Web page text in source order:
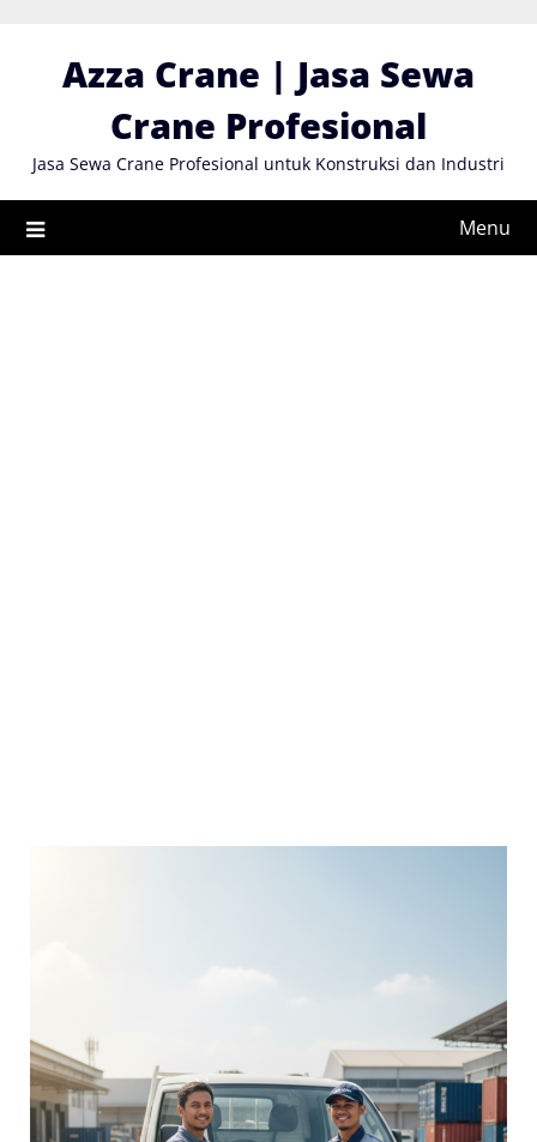
contentAzza Crane | Jasa Sewa
Crane Profesional
Jasa Sewa Crane Profesional untuk Konstruksi dan Industri
Menu